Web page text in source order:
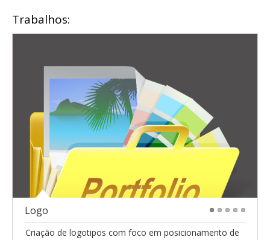
Trabalhos:
Logo
Criação de logotipos com foco em posicionamento de